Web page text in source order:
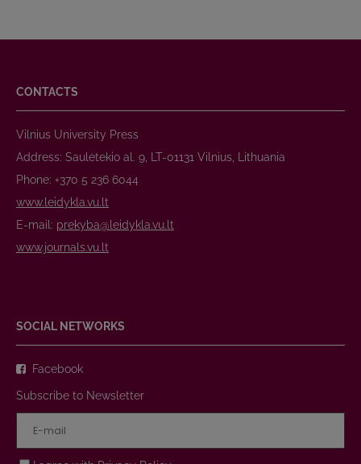
CONTACTS
Vilnius University Press
Address: Saulėtekio al. 9, LT-01131 Vilnius, Lithuania
Phone: +370 5 236 6044
www.leidykla.vu.lt
E-mail: prekyba@leidykla.vu.lt
www.journals.vu.lt
SOCIAL NETWORKS
Facebook
Subscribe to Newsletter